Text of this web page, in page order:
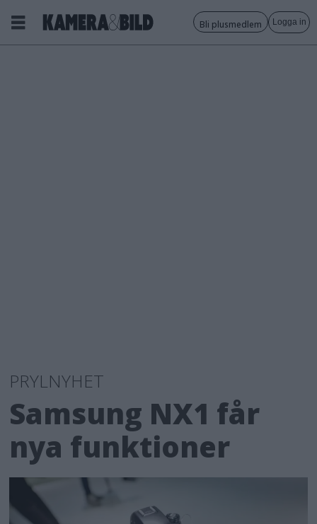
Bli plusmedlem Logga in
PRYLNYHET
Samsung NX1 får
nya funktioner